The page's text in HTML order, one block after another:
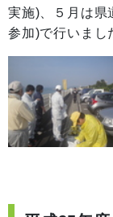
実施)、５月は
参加)で行いまし